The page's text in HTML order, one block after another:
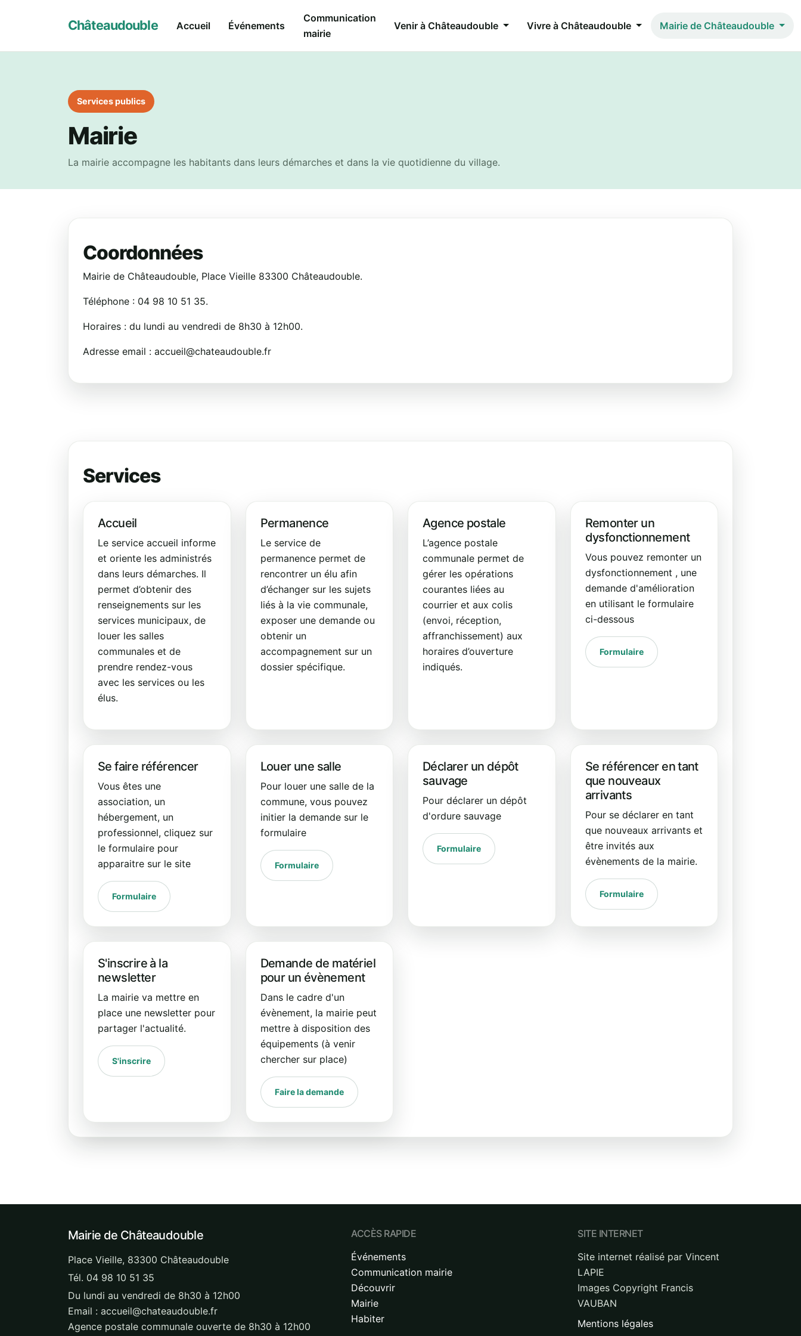
Châteaudouble Accueil Événements
Communication
mairie
Venir à Châteaudouble Vivre à Châteaudouble Mairie de Châteaudouble
Services publics
Mairie
La mairie accompagne les habitants dans leurs démarches et dans la vie quotidienne du village.
Coordonnées
Mairie de Châteaudouble, Place Vieille 83300 Châteaudouble.
Téléphone : 04 98 10 51 35.
Horaires : du lundi au vendredi de 8h30 à 12h00.
Adresse email : accueil@chateaudouble.fr
Services
Accueil
Le service accueil informe
et oriente les administrés
dans leurs démarches. Il
permet d’obtenir des
renseignements sur les
services municipaux, de
louer les salles
communales et de
prendre rendez-vous
avec les services ou les
élus.
Permanence
Le service de
permanence permet de
rencontrer un élu afin
d’échanger sur les sujets
liés à la vie communale,
exposer une demande ou
obtenir un
accompagnement sur un
dossier spécifique.
Agence postale
L’agence postale
communale permet de
gérer les opérations
courantes liées au
courrier et aux colis
(envoi, réception,
affranchissement) aux
horaires d’ouverture
indiqués.
Remonter un
dysfonctionnement
Vous pouvez remonter un
dysfonctionnement , une
demande d'amélioration
en utilisant le formulaire
ci-dessous
Formulaire
Se faire référencer
Vous êtes une
association, un
hébergement, un
professionnel, cliquez sur
le formulaire pour
apparaitre sur le site
Formulaire
Louer une salle
Pour louer une salle de la
commune, vous pouvez
initier la demande sur le
formulaire
Formulaire
Déclarer un dépôt
sauvage
Pour déclarer un dépôt
d'ordure sauvage
Formulaire
Se référencer en tant
que nouveaux
arrivants
Pour se déclarer en tant
que nouveaux arrivants et
être invités aux
évènements de la mairie.
Formulaire
S'inscrire à la
newsletter
La mairie va mettre en
place une newsletter pour
partager l'actualité.
S'inscrire
Demande de matériel
pour un évènement
Dans le cadre d'un
évènement, la mairie peut
mettre à disposition des
équipements (à venir
chercher sur place)
Faire la demande
Mairie de Châteaudouble
Place Vieille, 83300 Châteaudouble
Tél. 04 98 10 51 35
Du lundi au vendredi de 8h30 à 12h00
Email : accueil@chateaudouble.fr
Agence postale communale ouverte de 8h30 à 12h00
ACCÈS RAPIDE
Événements
Communication mairie
Découvrir
Mairie
Habiter
SITE INTERNET
Site internet réalisé par Vincent
LAPIE
Images Copyright Francis
VAUBAN
Mentions légales